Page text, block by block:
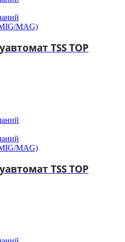
MAG)
TSS TOP
MAG)
TSS TOP